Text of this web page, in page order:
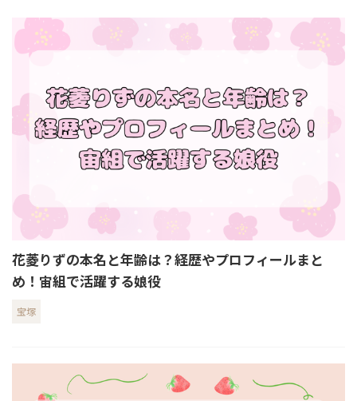
花菱りずの本名と年齢は？経歴やプロフィールまと
め！宙組で活躍する娘役
宝塚